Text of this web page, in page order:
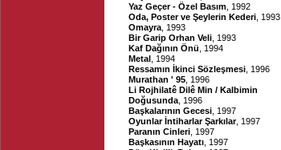
Yaz Geçer - Özel Basım , 1992
Oda, Poster ve Şeylerin Kederi , 1993
Omayra , 1993
Bir Garip Orhan Veli , 1993
Kaf Dağının Önü , 1994
Metal , 1994
Ressamın İkinci Sözleşmesi , 1996
Murathan ' 95 , 1996
Li Rojhilatê Dilê Min / Kalbimin
Doğusunda , 1996
Başkalarının Gecesi , 1997
Oyunlar İntiharlar Şarkılar, 1997
Paranın Cinleri , 1997
Başkasının Hayatı , 1997